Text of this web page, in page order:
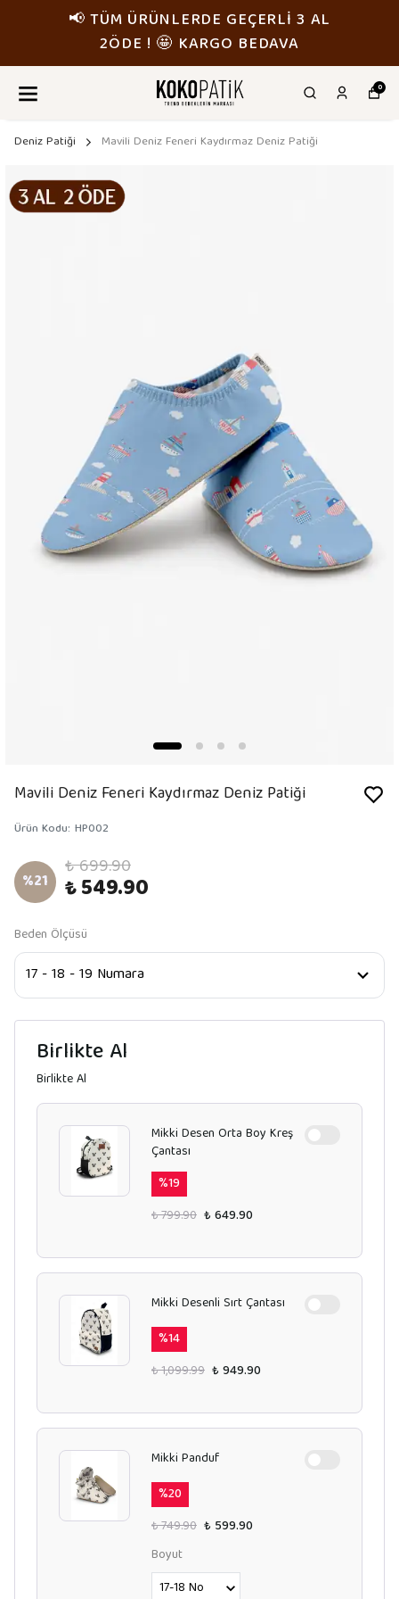
📢 TÜM ÜRÜNLERDE GEÇERLİ 3 AL
2ÖDE ! 🤩 KARGO BEDAVA
0
Deniz Patiği Mavili Deniz Feneri Kaydırmaz Deniz Patiği
Mavili Deniz Feneri Kaydırmaz Deniz Patiği
Ürün Kodu: HP002
%21 ₺ 699.90
₺ 549.90
Beden Ölçüsü
Birlikte Al
Birlikte Al
Mikki Desen Orta Boy Kreş
Çantası
%19
₺ 799.90 ₺ 649.90
Mikki Desenli Sırt Çantası
%14
₺ 1,099.99 ₺ 949.90
Mikki Panduf
%20
₺ 749.90 ₺ 599.90
Boyut